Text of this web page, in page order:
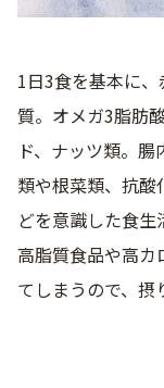
1日3食を基本に
質。オメガ3脂肪
ド、ナッツ類。
類や根菜類、抗酸
どを意識した食生
高脂質食品や高カ
てしまうので、摂